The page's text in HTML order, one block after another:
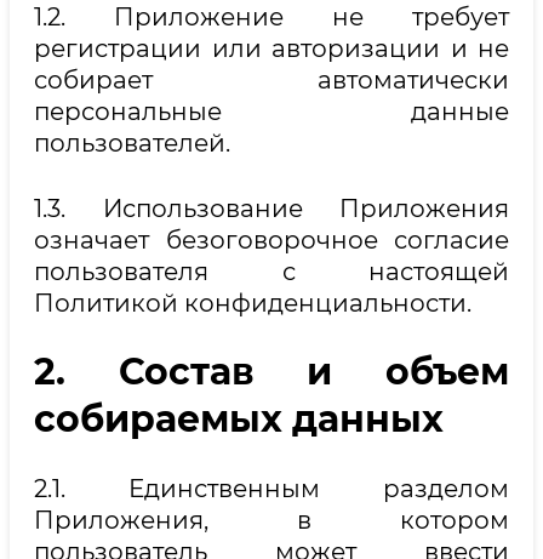
1.2. Приложение не требует
регистрации или авторизации и не
собирает автоматически
персональные данные
пользователей.
1.3. Использование Приложения
означает безоговорочное согласие
пользователя с настоящей
Политикой конфиденциальности.
2. Состав и объем
собираемых данных
2.1. Единственным разделом
Приложения, в котором
пользователь может ввести